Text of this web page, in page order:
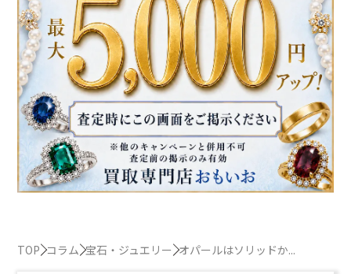
TOP コラム 宝石・ジュエリー オパールはソリッドか...